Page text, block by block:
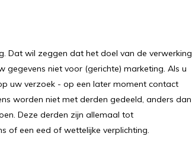
Dat wil zeggen dat het doel van de verwerking
niet voor (gerichte) marketing. Als u
uw verzoek - op een later moment contact
worden niet met derden gedeeld, anders dan
Deze derden zijn allemaal tot
of een eed of wettelijke verplichting.